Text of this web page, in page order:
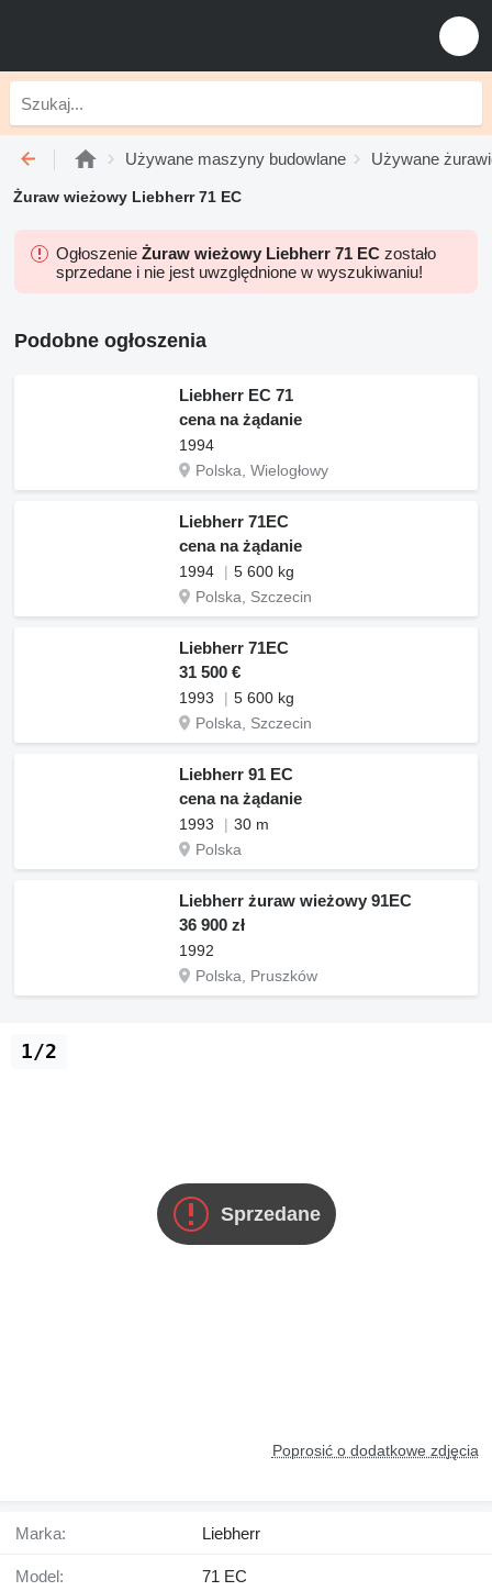
Używane maszyny budowlane Używane
Żuraw wieżowy Liebherr 71 EC
Ogłoszenie Żuraw wieżowy Liebherr 71 EC zostało
sprzedane i nie jest uwzględnione w wyszukiwaniu!
Podobne ogłoszenia
Liebherr EC 71
cena na żądanie
1994
Polska, Wielogłowy
Liebherr 71EC
cena na żądanie
1994
5 600 kg
Polska, Szczecin
Liebherr 71EC
31 500 €
1993
5 600 kg
Polska, Szczecin
Liebherr 91 EC
cena na żądanie
1993
30 m
Polska
Liebherr żuraw wieżowy 91EC
36 900 zł
1992
Polska, Pruszków
Sprzedane
Poprosić o dodatkowe zdjęcia
1/2
Marka: Liebherr
Model: 71 EC